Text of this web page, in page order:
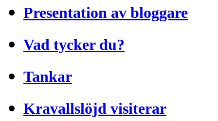
Presentation av bloggare
Vad tycker du?
Tankar
Kravallslöjd visiterar